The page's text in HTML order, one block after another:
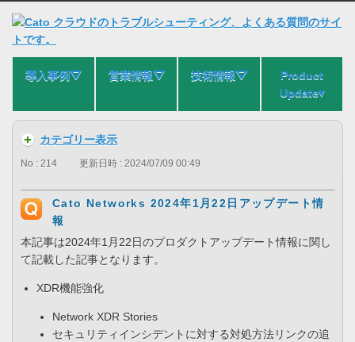
導入事例⛛ 営業情報⛛ 技術情報⛛
Product
Update▾
カテゴリー表示
No : 214 更新日時 : 2024/07/09 00:49
Cato Networks 2024年1月22日アップデート情
報
本記事は2024年1月22日のプロダクトアップデート情報に関し
て記載した記事となります。
XDR機能強化
Network XDR Stories
セキュリティインシデントに対する対処方法リンクの追